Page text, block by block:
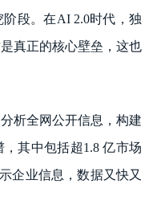
段。在AI 2.0时代，独
真正的核心壁垒，这也
析全网公开信息，构建
其中包括超1.8 亿市场
企业信息，数据又快又